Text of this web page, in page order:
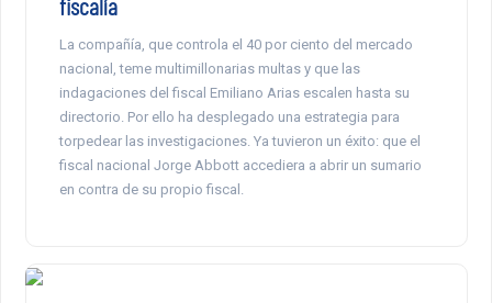
fiscalía
La compañía, que controla el 40 por ciento del mercado
nacional, teme multimillonarias multas y que las
indagaciones del fiscal Emiliano Arias escalen hasta su
directorio. Por ello ha desplegado una estrategia para
torpedear las investigaciones. Ya tuvieron un éxito: que el
fiscal nacional Jorge Abbott accediera a abrir un sumario
en contra de su propio fiscal.